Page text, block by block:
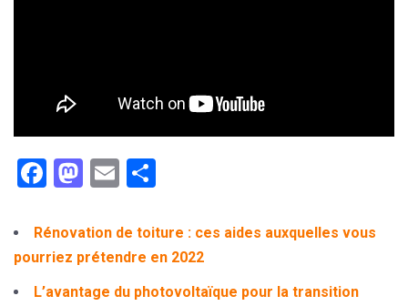
Facebook
Mastodon
Email
Rénovation de toiture : ces aides auxquelles vous
pourriez prétendre en 2022
L’avantage du photovoltaïque pour la transition